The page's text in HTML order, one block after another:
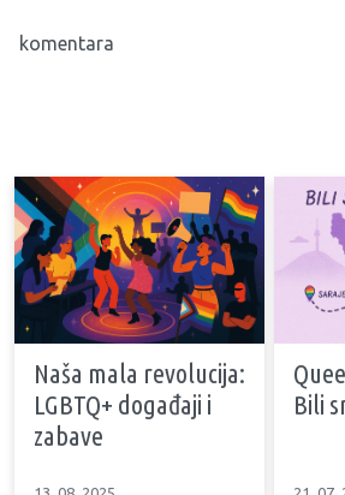
komentara
Naša mala revolucija:
LGBTQ+ događaji i
zabave
Bili